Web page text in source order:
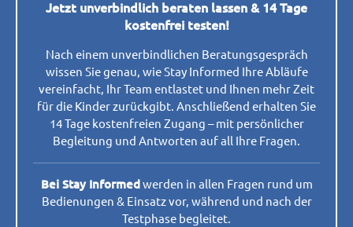
Jetzt unverbindlich beraten lassen & 14 Tage
kostenfrei testen!
Nach einem unverbindlichen Beratungsgespräch
wissen Sie genau, wie Stay Informed Ihre Abläufe
vereinfacht, Ihr Team entlastet und Ihnen mehr Zeit
für die Kinder zurückgibt. Anschließend erhalten Sie
14 Tage kostenfreien Zugang – mit persönlicher
Begleitung und Antworten auf all Ihre Fragen.
Bei Stay Informedwerden in allen Fragen rund um
Bedienungen & Einsatz vor, während und nach der
Testphase begleitet.